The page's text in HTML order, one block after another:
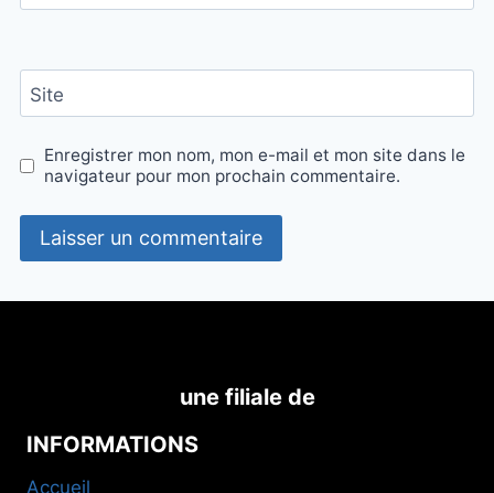
Site
Enregistrer mon nom, mon e-mail et mon site dans le
navigateur pour mon prochain commentaire.
une filiale de
INFORMATIONS
Accueil